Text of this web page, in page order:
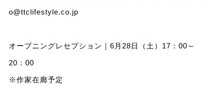
o@ttclifestyle.co.jp
オープニングレセプション｜6月28日（土）17：00～
20：00
※作家在廊予定